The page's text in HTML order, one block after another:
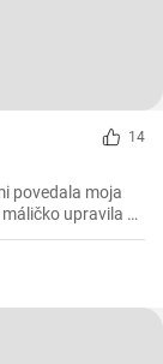
14
povedala moja
upravila a